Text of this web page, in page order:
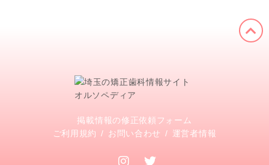
掲載情報の修正依頼フォーム
ご利用規約
お問い合わせ 運営者情報